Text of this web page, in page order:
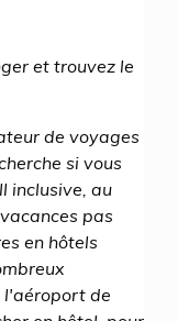
et trouvez le
de voyages
si vous
inclusive, au
pas
en hôtels
l'aéroport de